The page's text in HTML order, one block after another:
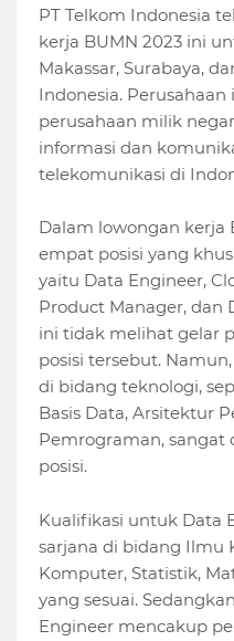
PT Telkom Indonesia
kerja BUMN 2023 ini
Makassar, Surabaya,
Indonesia. Perusahaan
perusahaan milik
informasi dan
telekomunikasi di
Dalam lowongan kerja
empat posisi yang
yaitu Data Engineer,
Product Manager, dan
ini tidak melihat gelar
posisi tersebut.
di bidang teknologi,
Basis Data, Arsitektur
Pemrograman,
posisi.
Kualifikasi untuk Data
sarjana di bidang Ilmu
Komputer, Statistik,
yang sesuai.
Engineer mencakup